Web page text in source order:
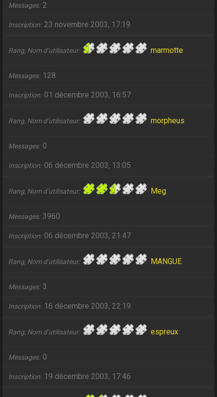
Messages 2
Inscription 23 novembre 2003, 17:19
Rang, Nom d’utilisateur marmotte
Messages 128
Inscription 01 décembre 2003, 16:57
Rang, Nom d’utilisateur morpheus
Messages 0
Inscription 06 décembre 2003, 13:05
Rang, Nom d’utilisateur Meg
Messages 3960
Inscription 06 décembre 2003, 21:47
Rang, Nom d’utilisateur MANGUE
Messages 3
Inscription 16 décembre 2003, 22:19
Rang, Nom d’utilisateur espreux
Messages 0
Inscription 19 décembre 2003, 17:46